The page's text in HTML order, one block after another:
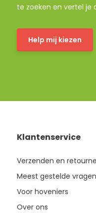
te zoeken en vertel je
Help mij kiezen
Klantenservice
Verzenden en
Meest gestelde vragen
Voor hoveniers
Over ons